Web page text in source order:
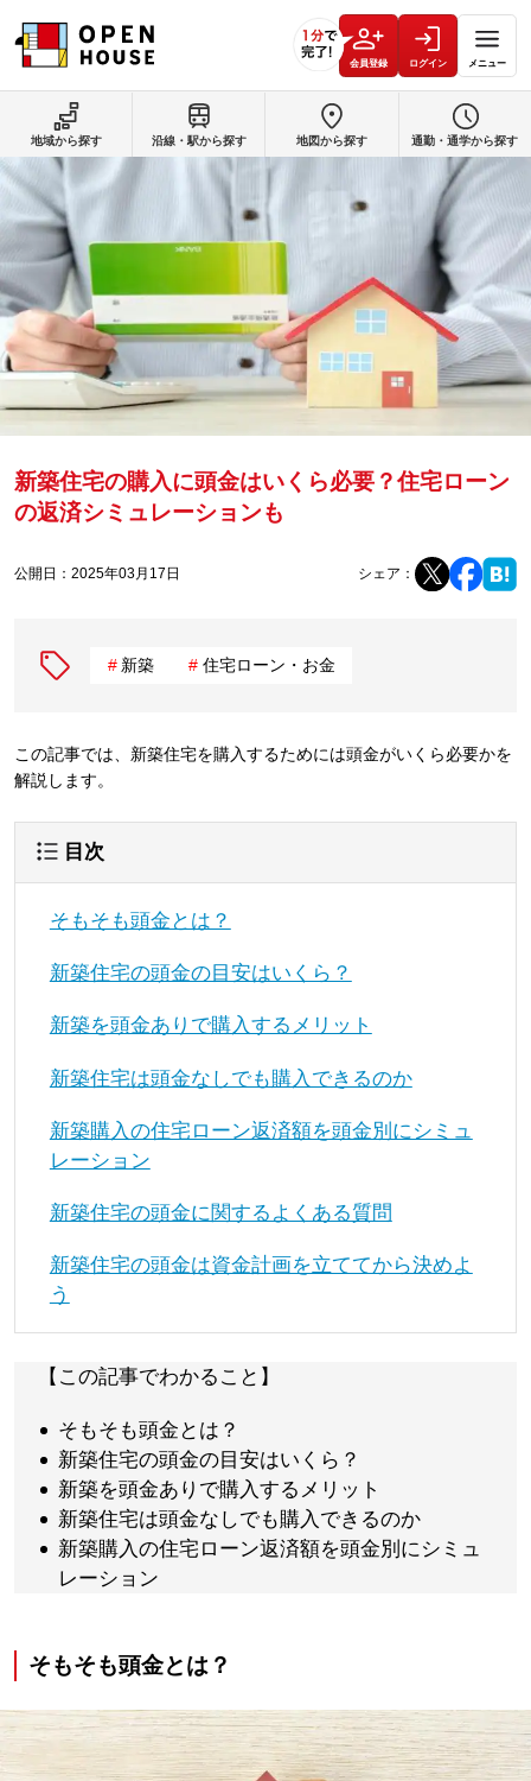
会員登録 ログイン メニュー
新築住宅の購入に頭金はいくら必要？住宅ローン
の返済シミュレーションも
公開日： 2025年03月17日 シェア：
新築 住宅ローン・お金
この記事では、新築住宅を購入するためには頭金がいくら必要かを
解説します。
目次
そもそも頭金とは？
新築住宅の頭金の目安はいくら？
新築を頭金ありで購入するメリット
新築住宅は頭金なしでも購入できるのか
新築購入の住宅ローン返済額を頭金別にシミュ
レーション
新築住宅の頭金に関するよくある質問
新築住宅の頭金は資金計画を立ててから決めよ
う
【この記事でわかること】
そもそも頭金とは？
新築住宅の頭金の目安はいくら？
新築を頭金ありで購入するメリット
新築住宅は頭金なしでも購入できるのか
新築購入の住宅ローン返済額を頭金別にシミュ
レーション
そもそも頭金とは？
地域から探す 沿線・駅から探す 地図から探す 通勤・通学から探す